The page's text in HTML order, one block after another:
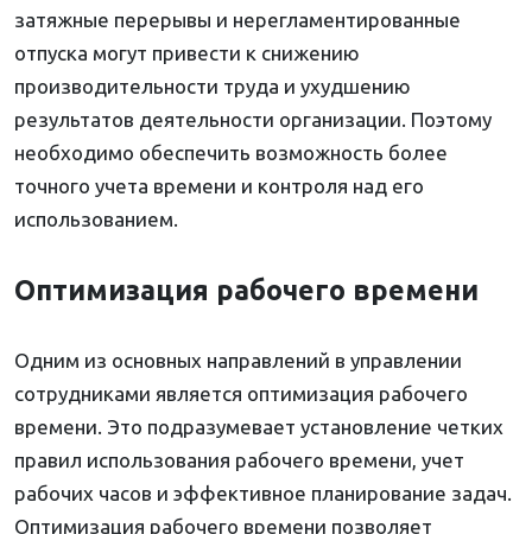
затяжные перерывы и нерегламентированные
отпуска могут привести к снижению
производительности труда и ухудшению
результатов деятельности организации. Поэтому
необходимо обеспечить возможность более
точного учета времени и контроля над его
использованием.
Оптимизация рабочего времени
Одним из основных направлений в управлении
сотрудниками является оптимизация рабочего
времени. Это подразумевает установление четких
правил использования рабочего времени, учет
рабочих часов и эффективное планирование задач.
Оптимизация рабочего времени позволяет